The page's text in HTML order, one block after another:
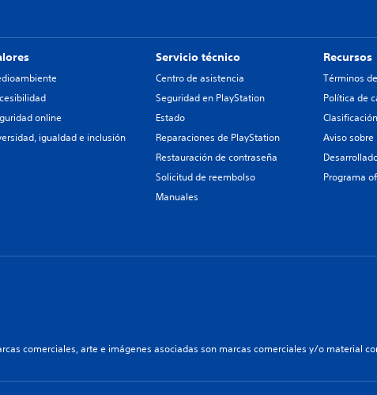
online
igualdad e inclusión
Servicio técnico
Centro de asistencia
Seguridad en PlayStation
Estado
Reparaciones de PlayStation
Restauración de contraseña
Solicitud de reembolso
Manuales
Recursos
Términos
Política de
Aviso sobre
Programa
comerciales, arte e imágenes asociadas son marcas comerciales y/o material